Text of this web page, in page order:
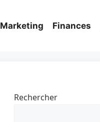
Marketing Finances
Rechercher